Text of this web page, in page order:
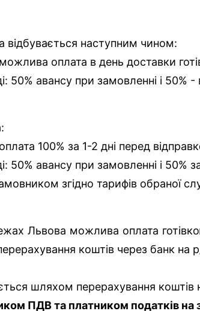
наступним чином:
оплата в день доставки
50% авансу при замовленні і 50%
100% за 1-2 дні перед
50% авансу при замовленні і 50%
згідно тарифів обраної
Львова можлива оплата
коштів через банк
шляхом перерахування
ПДВ та платником податків на